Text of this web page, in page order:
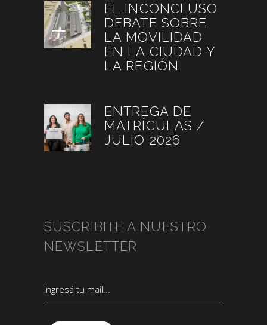
EL INCONCLUSO
DEBATE SOBRE
LA MOVILIDAD
EN LA CIUDAD Y
LA REGIÓN
ENTREGA DE
MATRÍCULAS /
JULIO 2026
SUSCRIBITE A NUESTRO
NEWSLETTER